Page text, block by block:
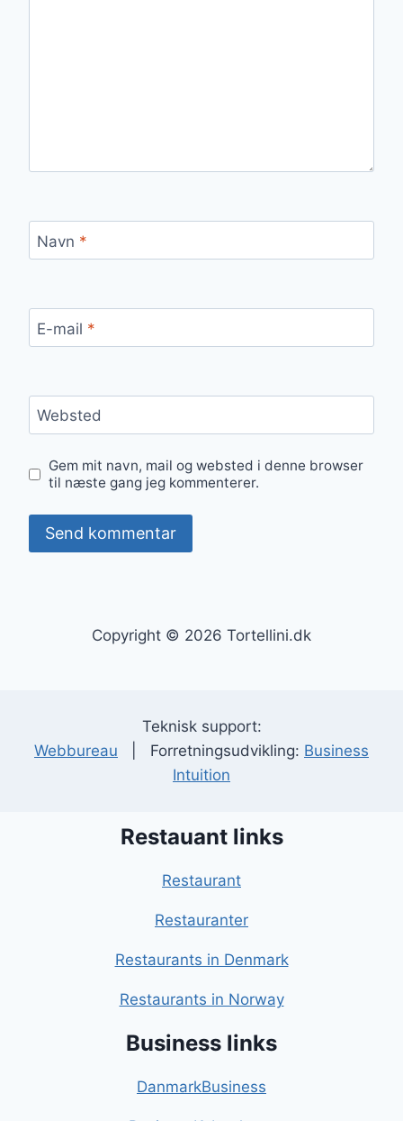
Navn *
E-mail *
Websted
Gem mit navn, mail og websted i denne browser
til næste gang jeg kommenterer.
Copyright © 2026 Tortellini.dk
Teknisk support:
Webbureau | Forretningsudvikling: Business
Intuition
Restauant links
Restaurant
Restauranter
Restaurants in Denmark
Restaurants in Norway
Business links
DanmarkBusiness